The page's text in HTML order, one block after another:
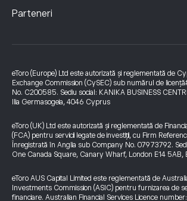
Parteneri
eToro (Europe) Ltd este autorizată și reglementată de
Exchange Commission (CySEC) sub numărul de
No. C200585. Sediu social: KANIKA BUSINESS
Ilia Germasogeia, 4046 Cyprus
eToro (UK) Ltd este autorizată și reglementată de
(FCA) pentru servicii legate de investiții, cu Firm
Înregistrată în Anglia sub Company No. 07973792.
One Canada Square, Canary Wharf, London E14 5AB,
eToro AUS Capital Limited este reglementată de
Investments Commission (ASIC) pentru furnizarea de
financiare. Australian Financial Services Licence